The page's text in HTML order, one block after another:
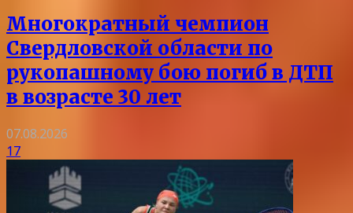
Многократный чемпион
Свердловской области по
рукопашному бою погиб в ДТП
в возрасте 30 лет
07.08.2026
17